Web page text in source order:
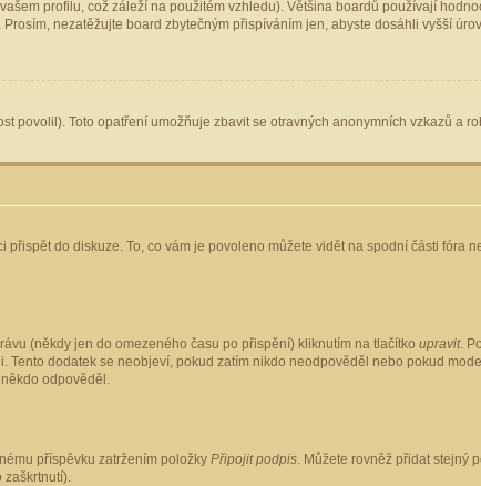
profilu, což záleží na použitém vzhledu). Většina boardů používají
nezatěžujte board zbytečným přispíváním jen, abyste dosáhli vyšší
Toto opatření umožňuje zbavit se otravných anonymních vzkazů a
do diskuze. To, co vám je povoleno můžete vidět na spodní části fóra
(někdy jen do omezeného času po přispění) kliknutím na tlačítko upravit.
dodatek se neobjeví, pokud zatím nikdo neodpověděl nebo pokud
odpověděl.
příspěvku zatržením položky Připojit podpis. Můžete rovněž přidat stejný
zaškrtnutí).